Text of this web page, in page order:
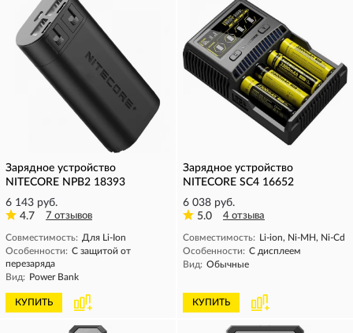
Зарядное устройство
NITECORE NPB2 18393
6 143 руб.
4.7
7 отзывов
Совместимость: Для Li-Ion
Особенности: С защитой от
перезаряда
Вид: Power Bank
КУПИТЬ
Зарядное устройство
NITECORE SC4 16652
6 038 руб.
5.0
4 отзыва
Совместимость: Li-ion, Ni-MH, Ni-Cd
Особенности: С дисплеем
Вид: Обычные
КУПИТЬ